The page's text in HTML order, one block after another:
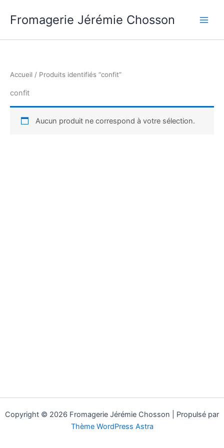
Fromagerie Jérémie Chosson
Accueil / Produits identifiés “confit”
confit
Aucun produit ne correspond à votre sélection.
Copyright © 2026 Fromagerie Jérémie Chosson | Propulsé par
Thème WordPress Astra